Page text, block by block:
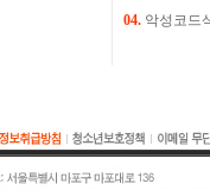
04. 악성코드